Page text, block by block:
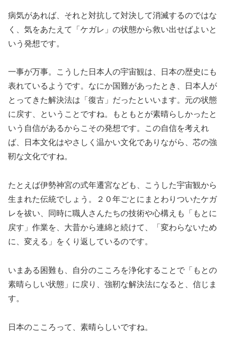
病気があれば、それと対抗して対決して消滅するのではな
く、気をあたえて「ケガレ」の状態から救い出せばよいと
いう発想です。
一事が万事。こうした日本人の宇宙観は、日本の歴史にも
表れているようです。なにか国難があったとき、日本人が
とってきた解決法は「復古」だったといいます。元の状態
に戻す、ということですね。もともとが素晴らしかったと
いう自信があるからこその発想です。この自信を考えれ
ば、日本文化はやさしく温かい文化でありながら、芯の強
靭な文化ですね。
たとえば伊勢神宮の式年遷宮なども、こうした宇宙観から
生まれた伝統でしょう。２０年ごとにまとわりついたケガ
レを祓い、同時に職人さんたちの技術や心構えも「もとに
戻す」作業を、大昔から連綿と続けて、「変わらないため
に、変える」をくり返しているのです。
いまある困難も、自分のこころを浄化することで「もとの
素晴らしい状態」に戻り、強靭な解決法になると、信じま
す。
日本のこころって、素晴らしいですね。